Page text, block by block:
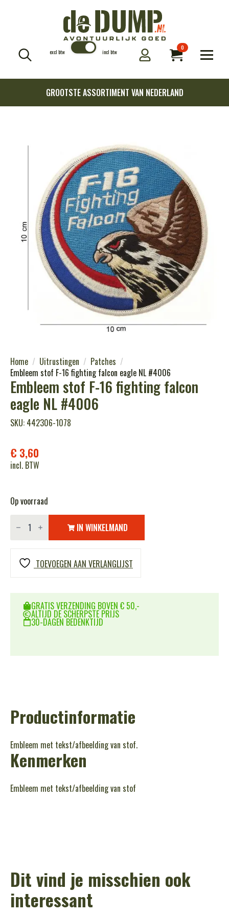
excl btw incl btw
0
GROOTSTE ASSORTIMENT VAN NEDERLAND
Home Uitrustingen
Patches
Embleem stof F-16 fighting falcon eagle NL #4006
Embleem stof F-16 fighting falcon
eagle NL #4006
SKU: 442306-1078
€ 3,60
incl. BTW
Op voorraad
Embleem
stof
16
fighting
falcon
eagle
NL
aantal
IN WINKELMAND
TOEVOEGEN AAN VERLANGLIJST
GRATIS VERZENDING BOVEN € 50,-
ALTIJD DE SCHERPSTE PRIJS
30-DAGEN BEDENKTIJD
Productinformatie
Embleem met tekst/afbeelding van stof.
Kenmerken
Embleem met tekst/afbeelding van stof
Dit vind je misschien ook
interessant